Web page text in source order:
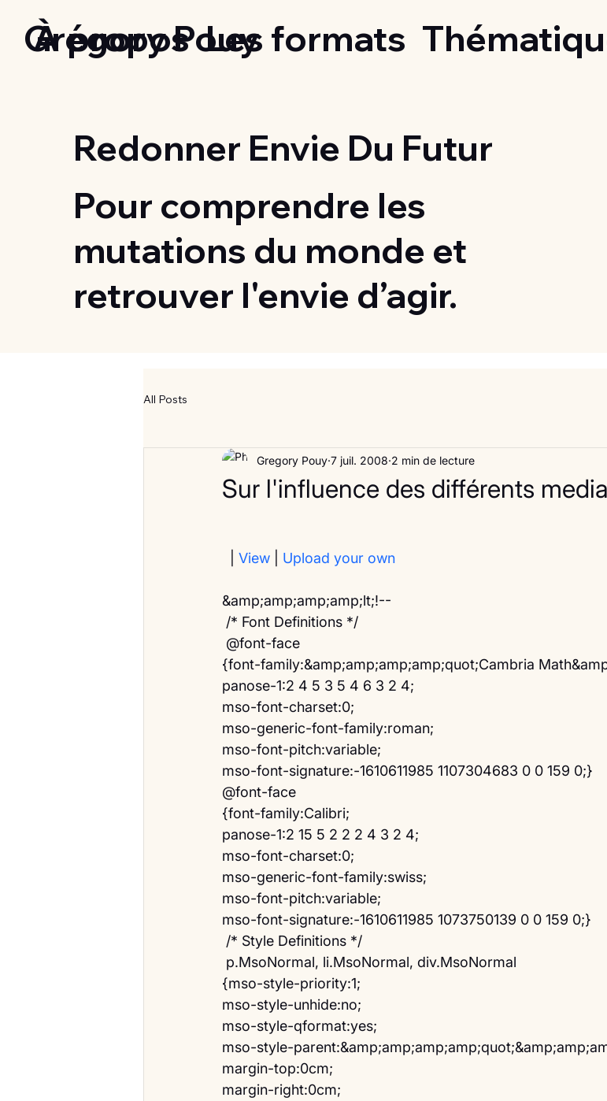
Grégory Pouy
À propos Les formats
Redonner Envie Du Futur
Pour comprendre les
mutations du monde et
retrouver l'envie d’agir.
All Posts
Sur l'influence des différents
Gregory Pouy 7 juil. 2008 2 min de lecture
View Upload your own
&amp;amp;amp;amp;lt;!--
/* Font Definitions */
@font-face
{font-family:&amp;amp;amp;amp;quot;Cambria
panose-1:2 4 5 3 5 4 6 3 2 4;
mso-font-charset:0;
mso-generic-font-family:roman;
mso-font-pitch:variable;
mso-font-signature:-1610611985 1107304683 0 0 159 0;}
@font-face
{font-family:Calibri;
panose-1:2 15 5 2 2 2 4 3 2 4;
mso-font-charset:0;
mso-generic-font-family:swiss;
mso-font-pitch:variable;
mso-font-signature:-1610611985 1073750139 0 0 159 0;}
/* Style Definitions */
p.MsoNormal, li.MsoNormal, div.MsoNormal
{mso-style-priority:1;
mso-style-unhide:no;
mso-style-qformat:yes;
mso-style-
margin-top:0cm;
margin-right:0cm;